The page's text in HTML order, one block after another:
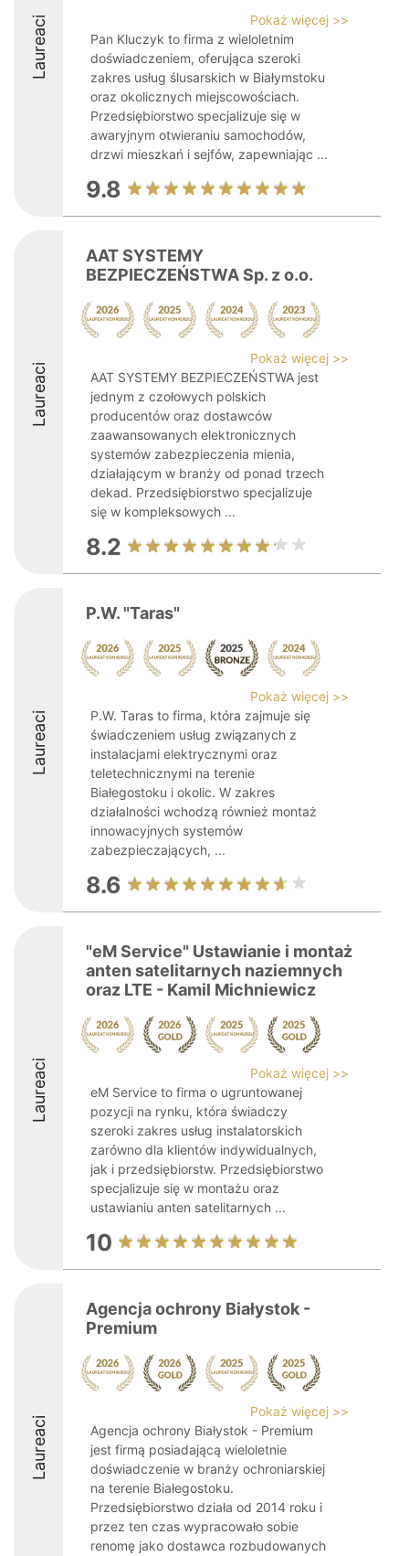
Laureaci
Pokaż więcej >>
Pan Kluczyk to firma z wieloletnim
doświadczeniem, oferująca szeroki
zakres usług ślusarskich w Białymstoku
oraz okolicznych miejscowościach.
Przedsiębiorstwo specjalizuje się w
awaryjnym otwieraniu samochodów,
drzwi mieszkań i sejfów, zapewniając ...
9.8
Laureaci
AAT SYSTEMY
BEZPIECZEŃSTWA Sp. z o.o.
Pokaż więcej >>
AAT SYSTEMY BEZPIECZEŃSTWA jest
jednym z czołowych polskich
producentów oraz dostawców
zaawansowanych elektronicznych
systemów zabezpieczenia mienia,
działającym w branży od ponad trzech
dekad. Przedsiębiorstwo specjalizuje
się w kompleksowych ...
8.2
Laureaci
P.W. "Taras"
Pokaż więcej >>
P.W. Taras to firma, która zajmuje się
świadczeniem usług związanych z
instalacjami elektrycznymi oraz
teletechnicznymi na terenie
Białegostoku i okolic. W zakres
działalności wchodzą również montaż
innowacyjnych systemów
zabezpieczających, ...
8.6
Laureaci
"eM Service" Ustawianie i montaż
anten satelitarnych naziemnych
oraz LTE - Kamil Michniewicz
Pokaż więcej >>
eM Service to firma o ugruntowanej
pozycji na rynku, która świadczy
szeroki zakres usług instalatorskich
zarówno dla klientów indywidualnych,
jak i przedsiębiorstw. Przedsiębiorstwo
specjalizuje się w montażu oraz
ustawianiu anten satelitarnych ...
10
Laureaci
Agencja ochrony Białystok -
Premium
Pokaż więcej >>
Agencja ochrony Białystok - Premium
jest firmą posiadającą wieloletnie
doświadczenie w branży ochroniarskiej
na terenie Białegostoku.
Przedsiębiorstwo działa od 2014 roku i
przez ten czas wypracowało sobie
renomę jako dostawca rozbudowanych